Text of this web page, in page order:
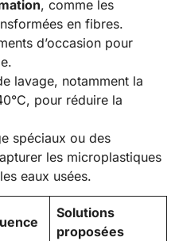
, comme les
en fibres.
d’occasion pour
lavage, notamment la
pour réduire la
spéciaux ou des
les microplastiques
eaux usées.
Solutions
proposées